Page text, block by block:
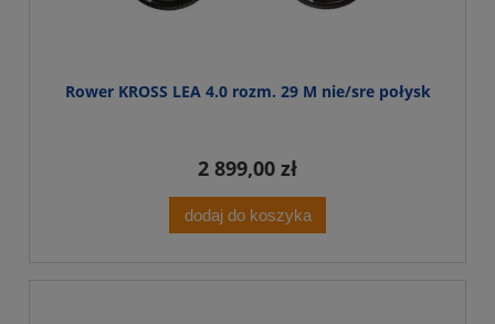
Rower KROSS LEA 4.0 rozm. 29 M nie/sre połysk
2 899,00 zł
dodaj do koszyka